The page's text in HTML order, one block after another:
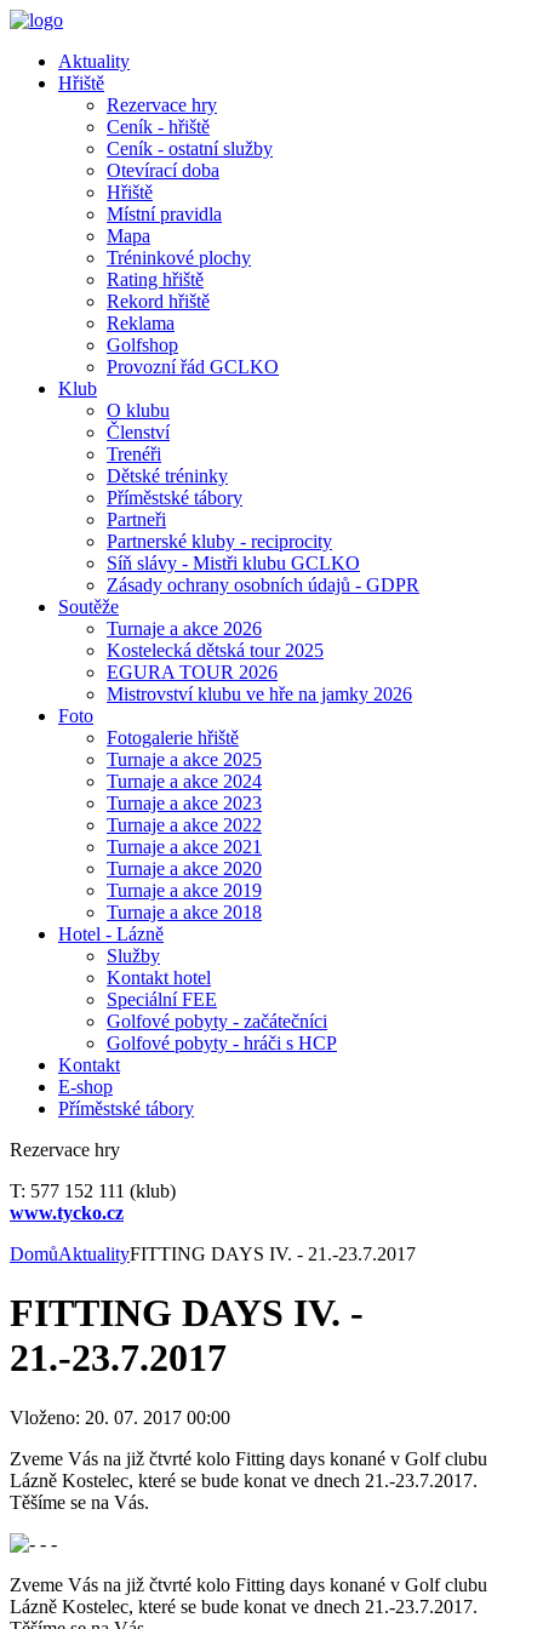
Aktuality
Hřiště
Rezervace hry
Ceník - hřiště
Ceník - ostatní služby
Otevírací doba
Hřiště
Místní pravidla
Mapa
Tréninkové plochy
Rating hřiště
Rekord hřiště
Reklama
Golfshop
Provozní řád GCLKO
Klub
O klubu
Členství
Trenéři
Dětské tréninky
Příměstské tábory
Partneři
Partnerské kluby - reciprocity
Síň slávy - Mistři klubu GCLKO
Zásady ochrany osobních údajů - GDPR
Soutěže
Turnaje a akce 2026
Kostelecká dětská tour 2025
EGURA TOUR 2026
Mistrovství klubu ve hře na jamky 2026
Foto
Fotogalerie hřiště
Turnaje a akce 2025
Turnaje a akce 2024
Turnaje a akce 2023
Turnaje a akce 2022
Turnaje a akce 2021
Turnaje a akce 2020
Turnaje a akce 2019
Turnaje a akce 2018
Hotel - Lázně
Služby
Kontakt hotel
Speciální FEE
Golfové pobyty - začátečníci
Golfové pobyty - hráči s HCP
Kontakt
E-shop
Příměstské tábory
Rezervace hry
T: 577 152 111 (klub)
www.tycko.cz
DomůAktualityFITTING DAYS IV. - 21.-23.7.2017
FITTING DAYS IV. -
21.-23.7.2017
Vloženo: 20. 07. 2017 00:00
Zveme Vás na již čtvrté kolo Fitting days konané v Golf clubu
Lázně Kostelec, které se bude konat ve dnech 21.-23.7.2017.
Těšíme se na Vás.
Zveme Vás na již čtvrté kolo Fitting days konané v Golf clubu
Lázně Kostelec, které se bude konat ve dnech 21.-23.7.2017.